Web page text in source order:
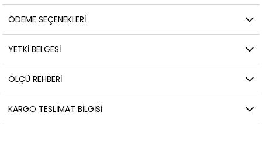
ÖDEME SEÇENEKLERI
YETKİ BELGESİ
ÖLÇÜ REHBERI
KARGO TESLIMAT BILGISI